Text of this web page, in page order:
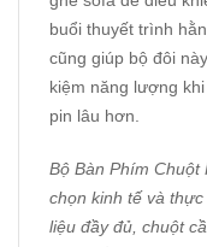
buổi thuyết trình
cũng giúp bộ đôi
kiệm năng lượng
pin lâu hơn.
Bộ Bàn Phím
chọn kinh tế và
liệu đầy đủ, chuột